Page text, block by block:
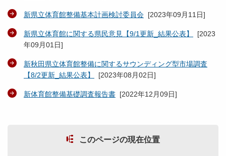
新県立体育館整備基本計画検討委員会 [2023年09月11日]
新県立体育館に関する県民意見【9/1更新_結果公表】 [2023
年09月01日]
新秋田県立体育館整備に関するサウンディング型市場調査
【8/2更新_結果公表】
[2023年08月02日]
新体育館整備基礎調査報告書 [2022年12月09日]
このページの現在位置